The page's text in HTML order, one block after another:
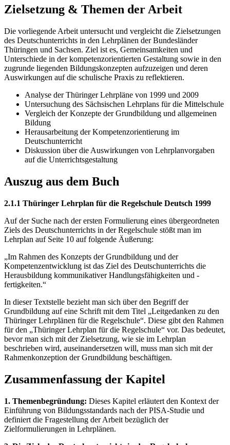
Zielsetzung & Themen der Arbeit
Die vorliegende Arbeit untersucht und vergleicht die Zielsetzungen
des Deutschunterrichts in den Lehrplänen der Bundesländer
Thüringen und Sachsen. Ziel ist es, Gemeinsamkeiten und
Unterschiede in der kompetenzorientierten Gestaltung sowie in den
zugrunde liegenden Bildungskonzepten aufzuzeigen und deren
Auswirkungen auf die schulische Praxis zu reflektieren.
Analyse der Thüringer Lehrpläne von 1999 und 2009
Untersuchung des Sächsischen Lehrplans für die Mittelschule
Vergleich der Konzepte der Grundbildung und allgemeinen
Bildung
Herausarbeitung der Kompetenzorientierung im
Deutschunterricht
Diskussion über die Auswirkungen von Lehrplanvorgaben
auf die Unterrichtsgestaltung
Auszug aus dem Buch
2.1.1 Thüringer Lehrplan für die Regelschule Deutsch 1999
Auf der Suche nach der ersten Formulierung eines übergeordneten
Ziels des Deutschunterrichts in der Regelschule stößt man im
Lehrplan auf Seite 10 auf folgende Äußerung:
„Im Rahmen des Konzepts der Grundbildung und der
Kompetenzentwicklung ist das Ziel des Deutschunterrichts die
Herausbildung kommunikativer Handlungsfähigkeiten und -
fertigkeiten.“
In dieser Textstelle bezieht man sich über den Begriff der
Grundbildung auf eine Schrift mit dem Titel „Leitgedanken zu den
Thüringer Lehrplänen für die Regelschule“. Diese gibt den Rahmen
für den „Thüringer Lehrplan für die Regelschule“ vor. Das bedeutet,
bevor man sich mit der Zielsetzung, wie sie im Lehrplan
beschrieben wird, auseinandersetzen will, muss man sich mit der
Rahmenkonzeption der Grundbildung beschäftigen.
Zusammenfassung der Kapitel
1. Themenbegründung: Dieses Kapitel erläutert den Kontext der
Einführung von Bildungsstandards nach der PISA-Studie und
definiert die Fragestellung der Arbeit bezüglich der
Zielformulierungen in Lehrplänen.